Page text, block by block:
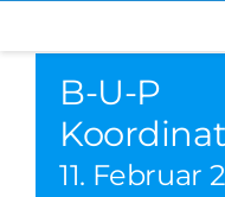
Inhalt
springenB-U-P
11. Februar